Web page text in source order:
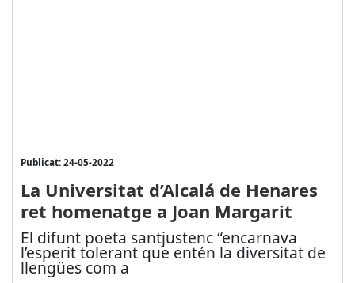
Publicat: 24-05-2022
La Universitat d’Alcalá de Henares
ret homenatge a Joan Margarit
El difunt poeta santjustenc “encarnava
l’esperit tolerant que entén la diversitat de
llengües com a